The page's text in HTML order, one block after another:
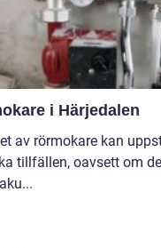
i Härjedalen
av rörmokare kan
tillfällen, oavsett om